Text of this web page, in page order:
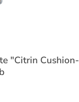
"Citrin Cushion-